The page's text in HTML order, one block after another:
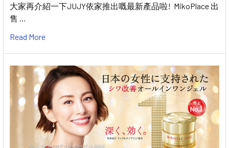
大家再介紹一下JUJY依家推出嘅最新產品啦! MikoPlace 出
售 …
Read More